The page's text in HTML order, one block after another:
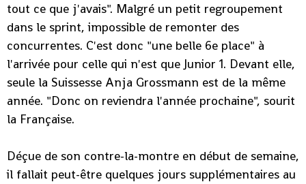
tout ce que j'avais". Malgré un petit regroupement
dans le sprint, impossible de remonter des
concurrentes. C'est donc "une belle 6e place" à
l'arrivée pour celle qui n'est que Junior 1. Devant elle,
seule la Suissesse Anja Grossmann est de la même
année. "Donc on reviendra l'année prochaine", sourit
la Française.
Déçue de son contre-la-montre en début de semaine,
il fallait peut-être quelques jours supplémentaires au